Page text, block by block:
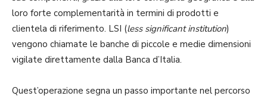
loro forte complementarità in termini di prodotti e
clientela di riferimento. LSI (less significant institution)
vengono chiamate le banche di piccole e medie dimensioni
vigilate direttamente dalla Banca d’Italia.
Quest’operazione segna un passo importante nel percorso